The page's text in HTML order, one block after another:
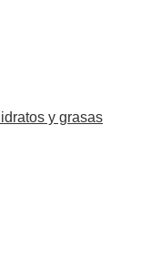
y grasas